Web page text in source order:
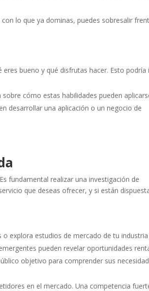
lo que ya dominas, puedes sobresalir
eres bueno y qué disfrutas hacer. Esto podría
sobre cómo estas habilidades pueden
desarrollar una aplicación o un negocio de
fundamental realizar una investigación de
que deseas ofrecer, y si están
explora estudios de mercado de tu
pueden revelar oportunidades
objetivo para comprender sus
en el mercado. Una competencia